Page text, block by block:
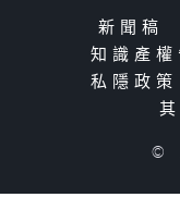
新聞稿
知識產
私隱政策
©